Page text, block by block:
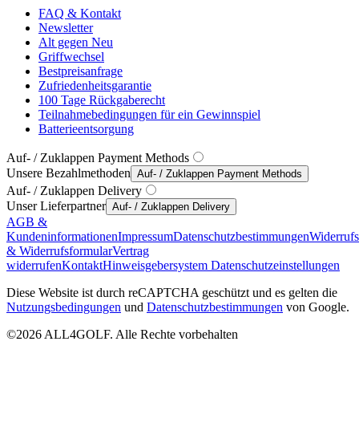
FAQ & Kontakt
Newsletter
Alt gegen Neu
Griffwechsel
Bestpreisanfrage
Zufriedenheitsgarantie
100 Tage Rückgaberecht
Teilnahmebedingungen für ein Gewinnspiel
Batterieentsorgung
Auf- / Zuklappen Payment Methods
Unsere Bezahlmethoden Auf- / Zuklappen Payment Methods
Auf- / Zuklappen Delivery
Unser Lieferpartner Auf- / Zuklappen Delivery
AGB &
KundeninformationenImpressumDatenschutzbestimmungen
& WiderrufsformularVertrag
widerrufenKontaktHinweisgebersystem Datenschutzeinstellungen
Diese Website ist durch reCAPTCHA geschützt und es gelten die
Nutzungsbedingungen und Datenschutzbestimmungen von Google.
©2026 ALL4GOLF. Alle Rechte vorbehalten